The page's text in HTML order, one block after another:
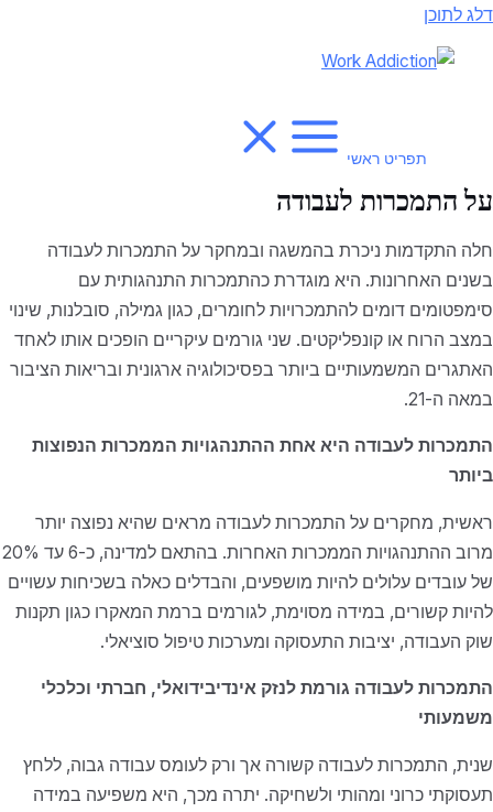
דלג לתוכן
תפריט ראשי
על התמכרות לעבודה
חלה התקדמות ניכרת בהמשגה ובמחקר על התמכרות לעבודה
בשנים האחרונות. היא מוגדרת כהתמכרות התנהגותית עם
סימפטומים דומים להתמכרויות לחומרים, כגון גמילה, סובלנות, שינוי
במצב הרוח או קונפליקטים. שני גורמים עיקריים הופכים אותו לאחד
האתגרים המשמעותיים ביותר בפסיכולוגיה ארגונית ובריאות הציבור
במאה ה-21.
התמכרות לעבודה היא אחת ההתנהגויות הממכרות הנפוצות
ביותר
ראשית, מחקרים על התמכרות לעבודה מראים שהיא נפוצה יותר
מרוב ההתנהגויות הממכרות האחרות. בהתאם למדינה, כ-6 עד 20%
של עובדים עלולים להיות מושפעים, והבדלים כאלה בשכיחות עשויים
להיות קשורים, במידה מסוימת, לגורמים ברמת המאקרו כגון תקנות
שוק העבודה, יציבות התעסוקה ומערכות טיפול סוציאלי.
התמכרות לעבודה גורמת לנזק אינדיבידואלי, חברתי וכלכלי
משמעותי
שנית, התמכרות לעבודה קשורה אך ורק לעומס עבודה גבוה, ללחץ
תעסוקתי כרוני ומהותי ולשחיקה. יתרה מכך, היא משפיעה במידה